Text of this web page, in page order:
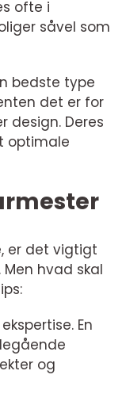
ofte i
såvel som
bedste type
det er for
design. Deres
optimale
er det vigtigt
hvad skal
En
og